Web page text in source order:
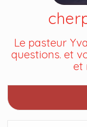
Le pasteur
questions. et
et